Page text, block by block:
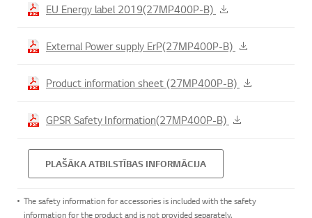
EU Energy label 2019(27MP400P-B)
External Power supply ErP(27MP400P-B)
Product information sheet (27MP400P-B)
GPSR Safety Information(27MP400P-B)
PLAŠĀKA ATBILSTĪBAS INFORMĀCIJA
The safety information for accessories is included with the safety
information for the product and is not provided separately.